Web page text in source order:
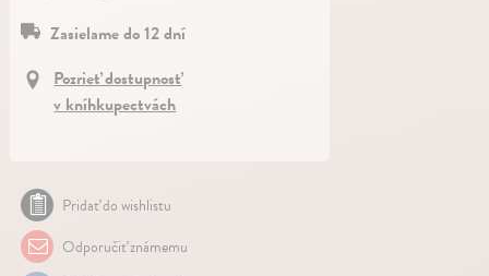
Zasielame do 12 dní
Pozrieť dostupnosť
v kníhkupectvách
Pridať do wishlistu
Odporučiť známemu